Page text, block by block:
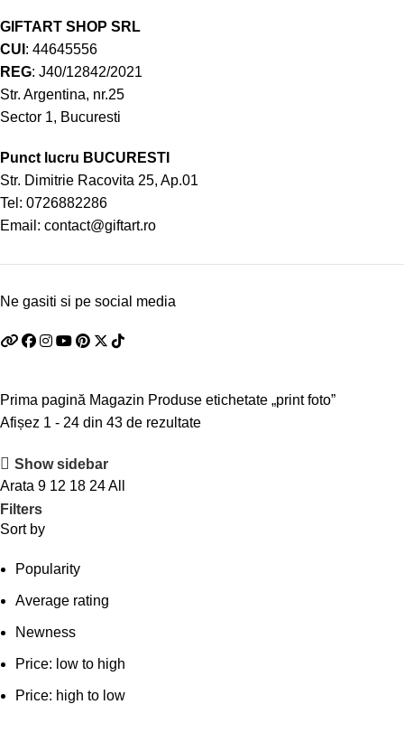
GIFTART SHOP SRL
CUI : 44645556
REG: J40/12842/2021
Str. Argentina, nr.25
Sector 1, Bucuresti
Punct lucru BUCURESTI
Str. Dimitrie Racovita 25, Ap.01
Tel: 0726882286
Email: contact@giftart.ro
Ne gasiti si pe social media
Prima pagină Magazin Produse etichetate „print foto”
Afișez 1 - 24 din 43 de rezultate
Show sidebar
Arata 9 12 18 24All
Filters
Sort by
Popularity
Average rating
Newness
Price: low to high
Price: high to low